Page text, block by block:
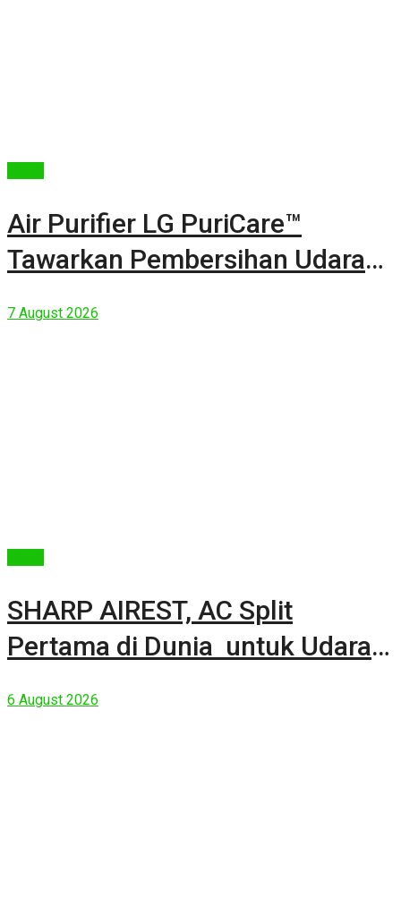
Air Purifier LG PuriCare™
Tawarkan Pembersihan Udara
7 August 2026
SHARP AIREST, AC Split
Pertama di Dunia untuk Udara
6 August 2026